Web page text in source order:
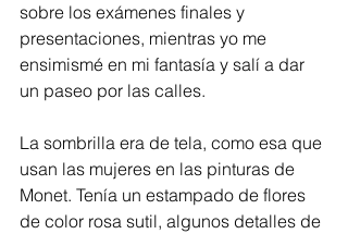
sobre los exámenes finales y
presentaciones, mientras yo me
ensimismé en mi fantasía y salí a dar
un paseo por las calles.
La sombrilla era de tela, como esa que
usan las mujeres en las pinturas de
Monet. Tenía un estampado de flores
de color rosa sutil, algunos detalles de